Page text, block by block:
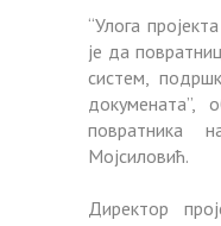
“Улога
је да
систем,
докумената”,
повратника
Мојсиловић.
Директор